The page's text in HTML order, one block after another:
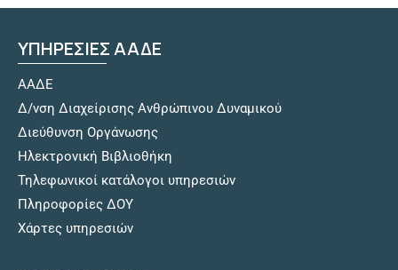
ΥΠΗΡΕΣΙΕΣ ΑΑΔΕ
ΑΑΔΕ
Δ/νση Διαχείρισης Ανθρώπινου Δυναμικού
Διεύθυνση Οργάνωσης
Hλεκτρονική Βιβλιοθήκη
Τηλεφωνικοί κατάλογοι υπηρεσιών
Πληροφορίες ΔΟΥ
Χάρτες υπηρεσιών